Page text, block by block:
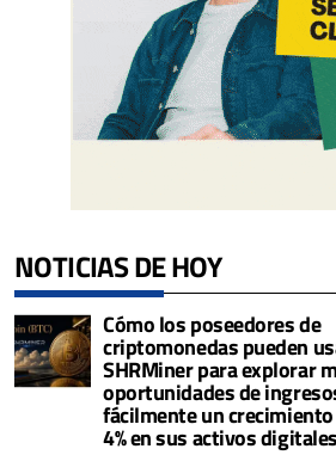
NOTICIAS DE HOY
Cómo los poseedores de
criptomonedas pueden
SHRMiner para explorar
oportunidades de
fácilmente un
4% en sus activos digitales